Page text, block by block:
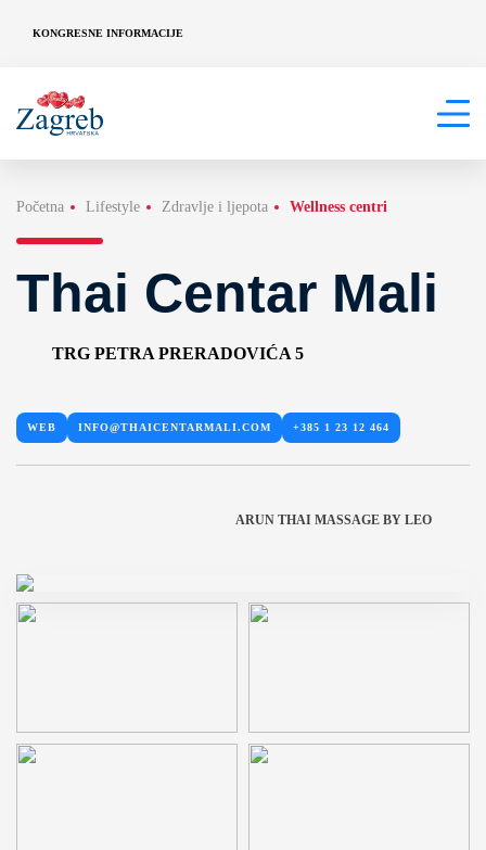
KONGRESNE INFORMACIJE
Početna Lifestyle Zdravlje i ljepota Wellness centri
Thai Centar Mali
TRG PETRA PRERADOVIĆA 5
WEB INFO@THAICENTARMALI.COM +385 1 23 12 464
ARUN THAI MASSAGE BY LEO